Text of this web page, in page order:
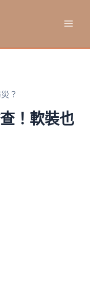
？
！軟裝也